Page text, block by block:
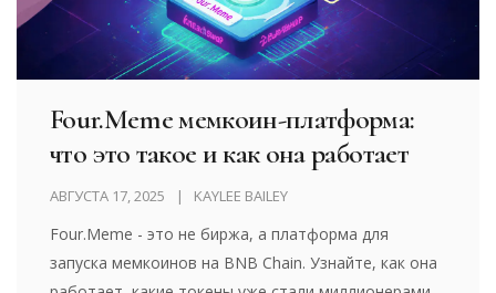
Four.Meme мемкоин-платформа:
что это такое и как она работает
АВГУСТА 17, 2025 KAYLEE BAILEY
Four.Meme - это не биржа, а платформа для
запуска мемкоинов на BNB Chain. Узнайте, как она